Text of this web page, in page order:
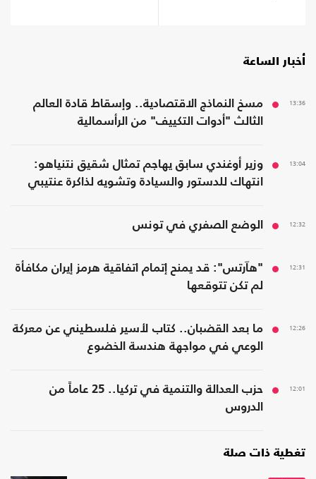
أخبار الساعة
13:36
مسخ النماذج الاقتصادية.. وإسقاط قادة العالم
الثالث "أدوات التكييف" من الرأسمالية
13:04
وزير أوغندي سابق يهاجم تمثال شقيق نتنياهو:
انتهاك للدستور والسيادة وتشويه لذاكرة عنتيبي
12:32 الوضع الصفري في تونس
12:31
"هآرتس": قد يمنح إتمام اتفاقية هرمز إيران مكافأة
لم تكن تتوقعها
12:26
ما بعد القضبان.. كتاب لأسير فلسطيني عن معركة
الوعي في مواجهة هندسة الخضوع
12:01
حزب العدالة والتنمية في تركيا.. 25 عاماً من
الدروس
تغطية ذات صلة